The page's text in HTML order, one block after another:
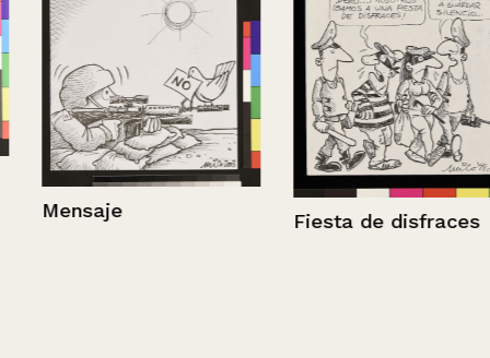
Mensaje
Fiesta de disfraces